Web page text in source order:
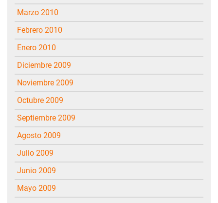
marzo 2010
febrero 2010
enero 2010
diciembre 2009
noviembre 2009
octubre 2009
septiembre 2009
agosto 2009
julio 2009
junio 2009
mayo 2009